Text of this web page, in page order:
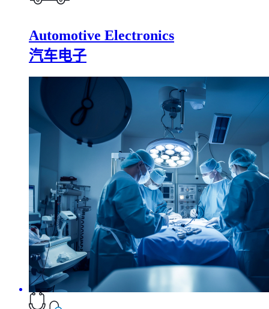
Automotive Electronics
汽车电子